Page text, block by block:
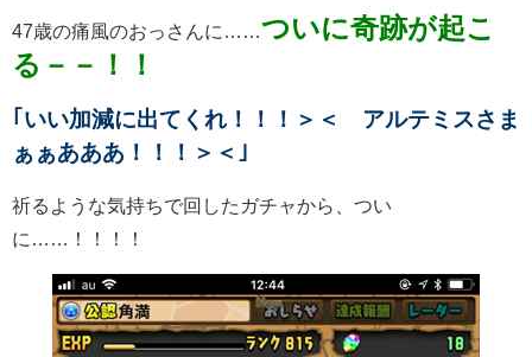
47歳の痛風のおっさんに……ついに奇跡が起こ
る－－！！
｢いい加減に出てくれ！！！＞＜ アルテミスさま
ぁぁあああ！！！＞＜｣
祈るような気持ちで回したガチャから、つい
に……！！！！